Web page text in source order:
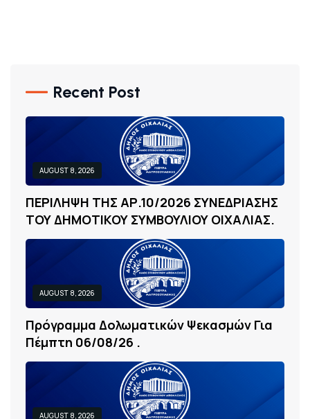
Recent Post
AUGUST 8, 2026
ΠΕΡΙΛΗΨΗ ΤΗΣ ΑΡ.10/2026 ΣΥΝΕΔΡΙΑΣΗΣ
ΤΟΥΔΗΜΟΤΙΚΟΥ ΣΥΜΒΟΥΛΙΟΥ ΟΙΧΑΛΙΑΣ.
AUGUST 8, 2026
ΠΡΌΓΡΑΜΜΑ ΔΟΛΩΜΑΤΙΚΏΝ ΨΕΚΑΣΜΏΝ ΓΙΑ
ΠΈΜΠΤΗ 06/08/26 .
AUGUST 8, 2026